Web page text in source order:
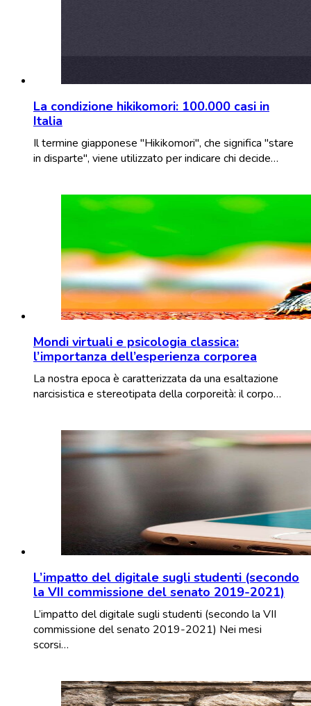
La condizione hikikomori: 100.000 casi in
Italia
Il termine giapponese "Hikikomori", che significa "stare
in disparte", viene utilizzato per indicare chi decide…
Mondi virtuali e psicologia classica:
l’importanza dell’esperienza corporea
La nostra epoca è caratterizzata da una esaltazione
narcisistica e stereotipata della corporeità: il corpo…
L’impatto del digitale sugli studenti (secondo
la VII commissione del senato 2019-2021)
L’impatto del digitale sugli studenti (secondo la VII
commissione del senato 2019-2021) Nei mesi
scorsi…